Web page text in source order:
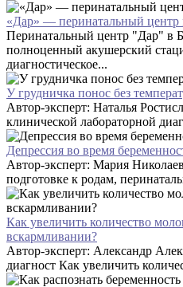
«Дар» — перинатальный центр
Перинатальный центр "Дар" в
полноценный акушерский
диагностическое...
У грудничка понос без
Автор-эксперт: Наталья
клинической лабораторной
Депрессия во время
Автор-эксперт: Мария
подготовке к родам,
Как увеличить количество
вскармливании?
Автор-эксперт: Александр
диагност Как увеличить